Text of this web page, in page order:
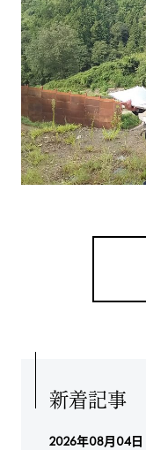
新着記事
2026年08月04日